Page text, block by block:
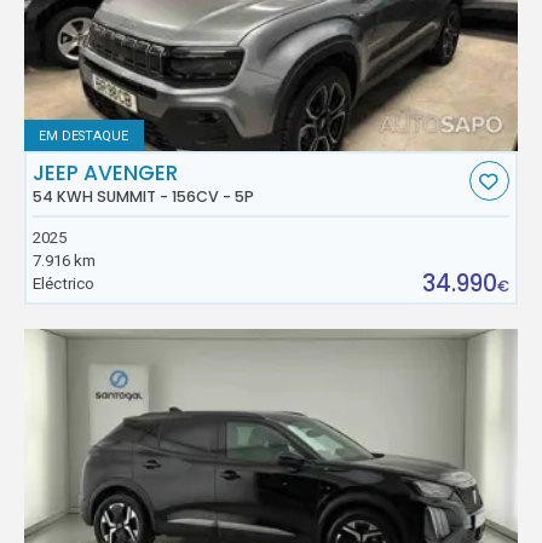
EM DESTAQUE
JEEP AVENGER
54 KWH SUMMIT - 156CV - 5P
2025
7.916 km
Eléctrico
34.990€